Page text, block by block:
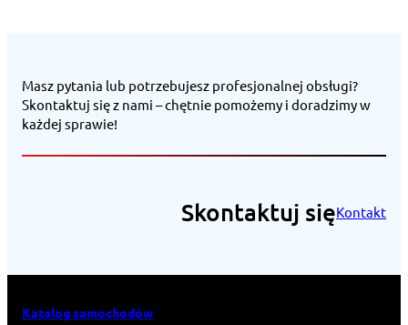
Masz pytania lub potrzebujesz profesjonalnej obsługi?
Skontaktuj się z nami – chętnie pomożemy i doradzimy w
każdej sprawie!
Skontaktuj sięKontakt
Katalog samochodów